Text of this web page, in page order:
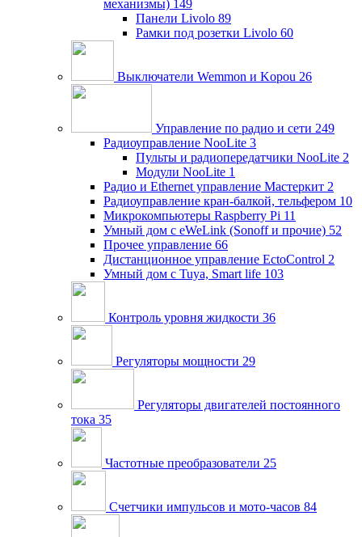
механизмы) 149
Панели Livolo 89
Рамки под розетки Livolo 60
Выключатели Wemmon и Kopou 26
Управление по радио и сети 249
Радиоуправление NooLite 3
Пульты и радиопередатчики NooLite 2
Модули NooLite 1
Радио и Ethernet управление Мастеркит 2
Радиоуправление кран-балкой, тельфером 10
Микрокомпьютеры Raspberry Pi 11
Умный дом c eWeLink (Sonoff и прочие) 52
Прочее управление 66
Дистанционное управление EctoControl 2
Умный дом с Tuya, Smart life 103
Контроль уровня жидкости 36
Регуляторы мощности 29
Регуляторы двигателей постоянного
тока 35
Частотные преобразователи 25
Счетчики импульсов и мото-часов 84